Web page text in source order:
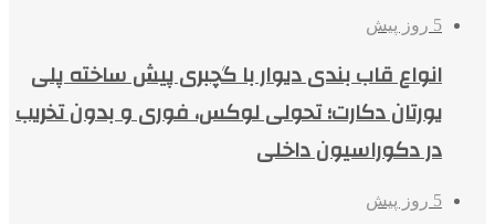
5 روز پیش
انواع قاب بندی دیوار با گچبری پیش ساخته پلی
یورتان دکارت؛ تحولی لوکس، فوری و بدون تخریب
در دکوراسیون داخلی
5 روز پیش